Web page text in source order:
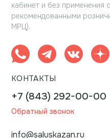
кабинет и без применения
рекомендованными
МРЦ).
КОНТАКТЫ
+7 (843) 292-00-00
Обратный звонок
info@saluskazan.ru